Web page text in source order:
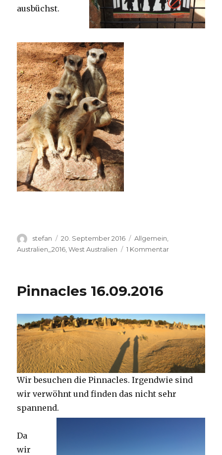
ausbüchst.
Autor
stefan
Veröffentlicht
am
20. September 2016 Kategorien
Allgemein,
Australien_2016 ,West Australien 1 Kommentarzu
Pinnacles 16.09.2016
Wir besuchen die Pinnacles. Irgendwie sind
wir verwöhnt und finden das nicht sehr
spannend.
Da
wir